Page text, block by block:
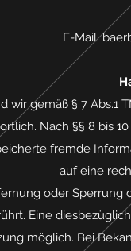
E-Mail:
wir gemäß § 7
Nach §§ 8 bis
fremde
auf eine
oder
Eine
möglich. Bei